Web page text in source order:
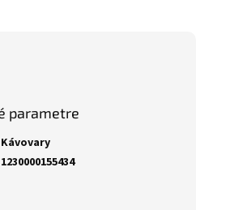
parametre
Kávovary
1230000155434